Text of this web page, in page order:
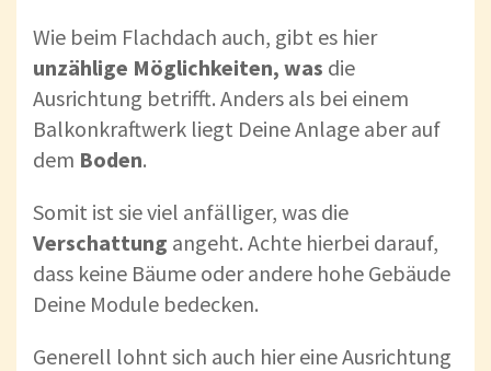
Wie beim Flachdach auch, gibt es hier
unzählige Möglichkeiten, was die
Ausrichtung betrifft. Anders als bei einem
Balkonkraftwerk liegt Deine Anlage aber auf
dem Boden.
Somit ist sie viel anfälliger, was die
Verschattung angeht. Achte hierbei darauf,
dass keine Bäume oder andere hohe Gebäude
Deine Module bedecken.
Generell lohnt sich auch hier eine Ausrichtung